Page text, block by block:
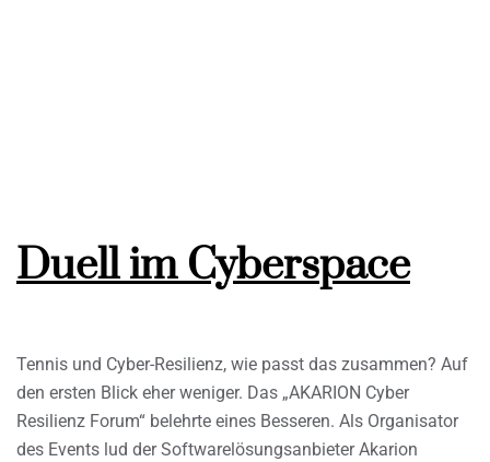
Duell im Cyberspace
Tennis und Cyber-Resilienz, wie passt das zusammen? Auf
den ersten Blick eher weniger. Das „AKARION Cyber
Resilienz Forum“ belehrte eines Besseren. Als Organisator
des Events lud der Softwarelösungsanbieter Akarion